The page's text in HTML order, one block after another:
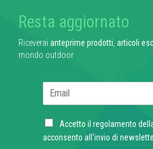
Resta aggiornato
Riceverai anteprime prodotti articoli
mondo outdoor
l
C
h
Accetto il regolamento
acconsento all'invio di